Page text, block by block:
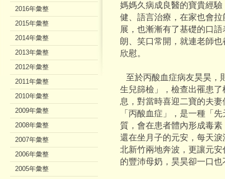
媽媽久病成良醫的寶貴經
健、語言治療，在家也會
展，也漸漸有了基礎的口
朗、笑口常開，就連老師
欣慰。
至於丙酸血症病友昊昊，
生兒篩檢」，檢查出罹患
息，對當時喜迎二寶的夫
「丙酸血症」，是一種「
質，會在患者體內形成毒
還在坐月子的元安，每天
北新竹兩地奔波，更讓元
的豐沛母奶，昊昊卻一口也
2016年彙整
2015年彙整
2014年彙整
2013年彙整
2012年彙整
2011年彙整
2010年彙整
2009年彙整
2008年彙整
2007年彙整
2006年彙整
2005年彙整